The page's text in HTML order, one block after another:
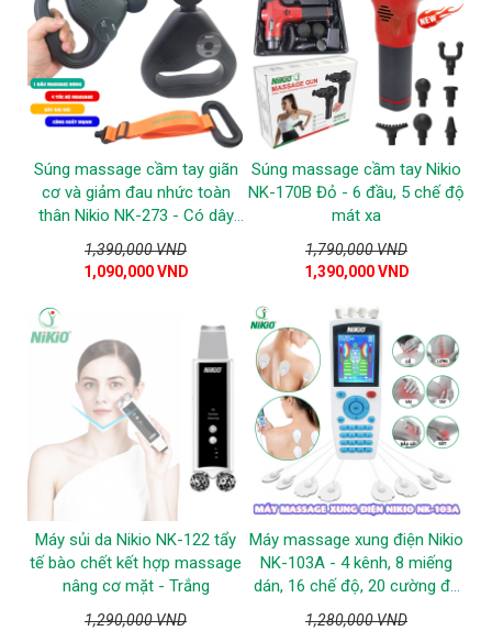
Súng massage cầm tay giãn
cơ và giảm đau nhức toàn
thân Nikio NK-273 - Có dây
đai massage
1,390,000 VND
1,090,000 VND
Súng massage cầm tay Nikio
NK-170B Đỏ - 6 đầu, 5 chế độ
mát xa
1,790,000 VND
1,390,000 VND
Máy sủi da Nikio NK-122 tẩy
tế bào chết kết hợp massage
nâng cơ mặt - Trắng
1,290,000 VND
Máy massage xung điện Nikio
NK-103A - 4 kênh, 8 miếng
dán, 16 chế độ, 20 cường độ
tùy chỉnh
1,280,000 VND